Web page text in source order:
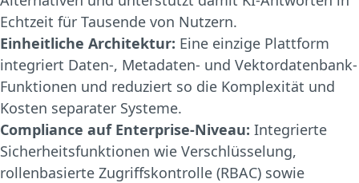
Echtzeit für Tausende von Nutzern.
Einheitliche Architektur: Eine einzige Plattform
integriert Daten-, Metadaten- und Vektordatenbank-
Funktionen und reduziert so die Komplexität und
Kosten separater Systeme.
Compliance auf Enterprise-Niveau: Integrierte
Sicherheitsfunktionen wie Verschlüsselung,
rollenbasierte Zugriffskontrolle (RBAC) sowie